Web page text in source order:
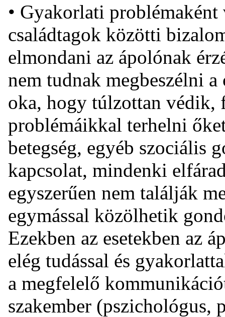
• Gyakorlati
családtagok közötti
elmondani az ápolónak
nem tudnak megbeszélni
oka, hogy túlzottan védik,
problémáikkal terhelni
betegség, egyéb szociális
kapcsolat, mindenki
egyszerűen nem találják
egymással közölhetik
Ezekben az esetekben az
elég tudással és
a megfelelő
szakember (pszichológus,